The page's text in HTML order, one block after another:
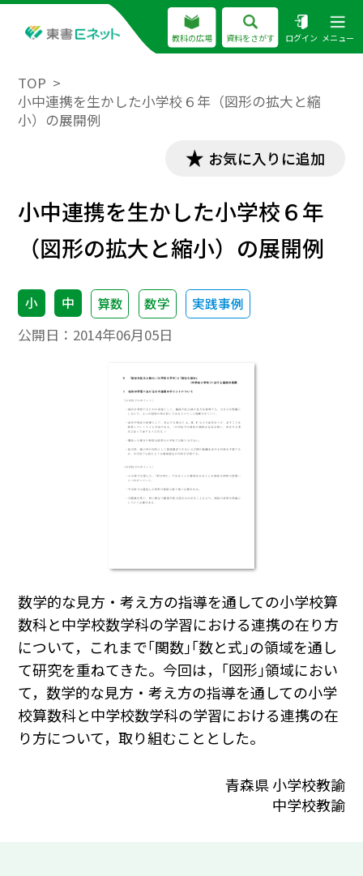
教科の広場 資料をさがす ログイン メニュー
TOP
小中連携を生かした小学校６年（図形の拡大と縮
小）の展開例
お気に入りに追加
小中連携を生かした小学校６年
（図形の拡大と縮小）の展開例
小 中 算数 数学 実践事例
公開日： 2014年06月05日
数学的な見方・考え方の指導を通しての小学校算
数科と中学校数学科の学習における連携の在り方
について，これまで｢関数｣｢数と式｣の領域を通し
て研究を重ねてきた。今回は，｢図形｣領域におい
て，数学的な見方・考え方の指導を通しての小学
校算数科と中学校数学科の学習における連携の在
り方について，取り組むこととした。
青森県 小学校教諭
中学校教諭